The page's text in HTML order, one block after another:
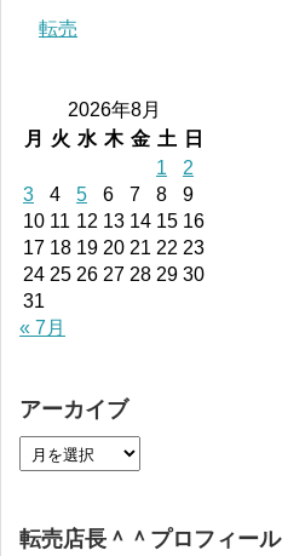
転売
2026年8月
月
火 水 木 金 土
日
1
2
3
4 5 6 7 8
9
10 11 12 13 14 15 16
17 18 19 20 21 22 23
24 25 26 27 28 29 30
31
« 7月
アーカイブ
転売店長＾＾プロフィール